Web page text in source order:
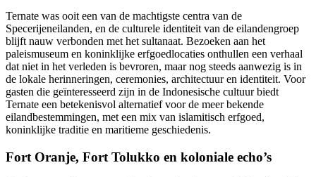
Ternate was ooit een van de machtigste centra van de
Specerijeneilanden, en de culturele identiteit van de eilandengroep
blijft nauw verbonden met het sultanaat. Bezoeken aan het
paleismuseum en koninklijke erfgoedlocaties onthullen een verhaal
dat niet in het verleden is bevroren, maar nog steeds aanwezig is in
de lokale herinneringen, ceremonies, architectuur en identiteit. Voor
gasten die geïnteresseerd zijn in de Indonesische cultuur biedt
Ternate een betekenisvol alternatief voor de meer bekende
eilandbestemmingen, met een mix van islamitisch erfgoed,
koninklijke traditie en maritieme geschiedenis.
Fort Oranje, Fort Tolukko en koloniale echo’s